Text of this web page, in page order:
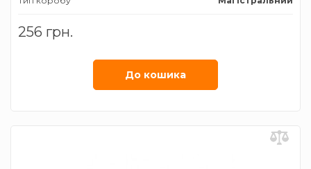
256 грн.
До кошика